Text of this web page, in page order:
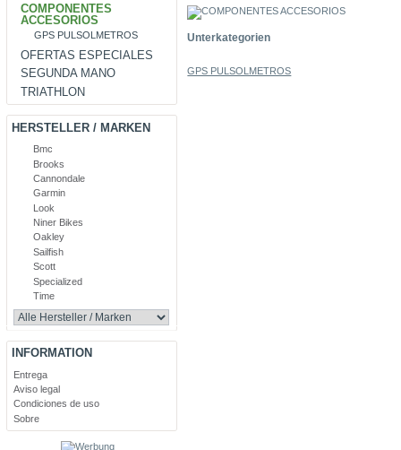
COMPONENTES
ACCESORIOS
GPS PULSOLMETROS
OFERTAS ESPECIALES
SEGUNDA MANO
TRIATHLON
HERSTELLER / MARKEN
Bmc
Brooks
Cannondale
Garmin
Look
Niner Bikes
Oakley
Sailfish
Scott
Specialized
Time
INFORMATION
Entrega
Aviso legal
Condiciones de uso
Sobre
Unterkategorien
GPS PULSOLMETROS